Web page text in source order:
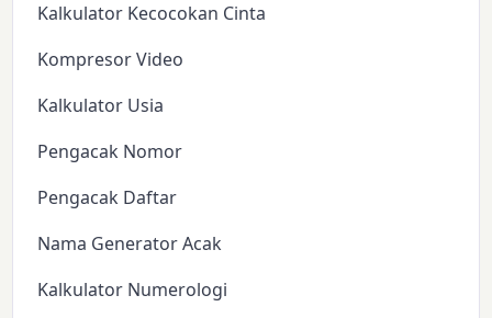
Kalkulator Kecocokan Cinta
Kompresor Video
Kalkulator Usia
Pengacak Nomor
Pengacak Daftar
Nama Generator Acak
Kalkulator Numerologi